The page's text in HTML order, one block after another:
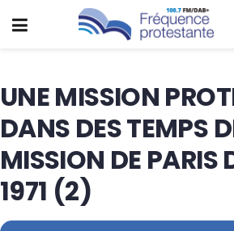
UNE MISSION
DANS DES TEMPS
MISSION DE PARIS
1971 (2)